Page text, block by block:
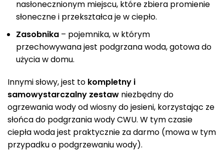
nasłonecznionym miejscu, które zbiera promienie
słoneczne i przekształca je w ciepło.
Zasobnika – pojemnika, w którym
przechowywana jest podgrzana woda, gotowa do
użycia w domu.
Innymi słowy, jest to kompletny i
samowystarczalny zestaw niezbędny do
ogrzewania wody od wiosny do jesieni, korzystając ze
słońca do podgrzania wody CWU. W tym czasie
ciepła woda jest praktycznie za darmo (mowa w tym
przypadku o podgrzewaniu wody).